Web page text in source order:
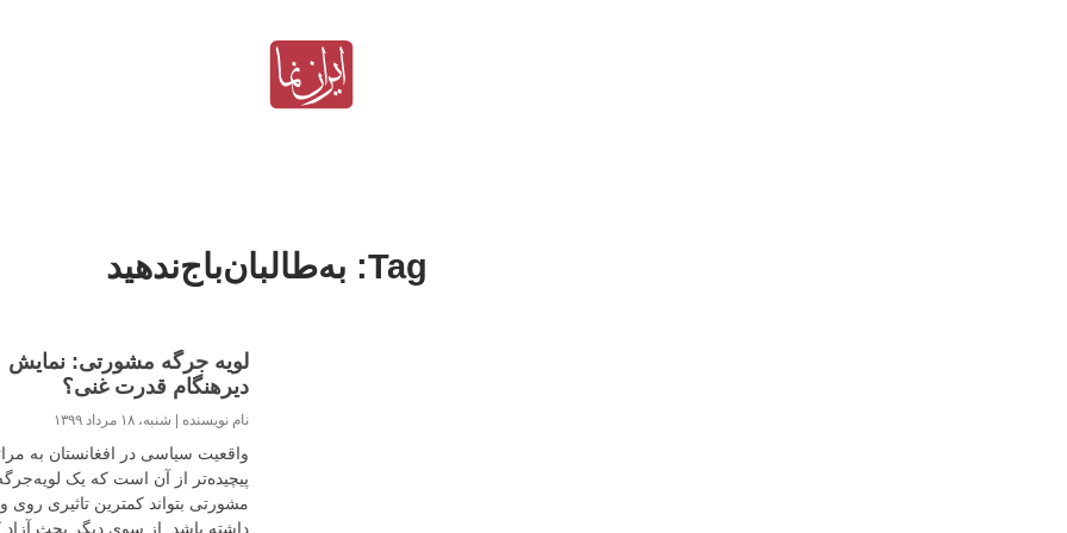
Tag: به‌طالبان‌باج‌ندهید
لویه جرگه مشورتی: نمایش
دیرهنگام قدرت غنی؟
نام نویسنده شنبه، ۱۸ مرداد ۱۳۹۹
واقعیت سیاسی در افغانستان به
پیچیده‌تر از آن است که یک
مشورتی بتواند کمترین تاثیری
داشته باشد. از سوی دیگر بحث آزاد